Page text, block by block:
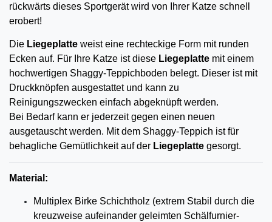
rückwärts dieses Sportgerät wird von Ihrer Katze schnell
erobert!
Die Liegeplatte weist eine rechteckige Form mit runden
Ecken auf. Für Ihre Katze ist diese Liegeplatte mit einem
hochwertigen Shaggy-Teppichboden belegt. Dieser ist mit
Druckknöpfen ausgestattet und kann zu
Reinigungszwecken einfach abgeknüpft werden.
Bei Bedarf kann er jederzeit gegen einen neuen
ausgetauscht werden. Mit dem Shaggy-Teppich ist für
behagliche Gemütlichkeit auf der Liegeplatte gesorgt.
Material:
Multiplex Birke Schichtholz (extrem Stabil durch die
kreuzweise aufeinander geleimten Schälfurnier-